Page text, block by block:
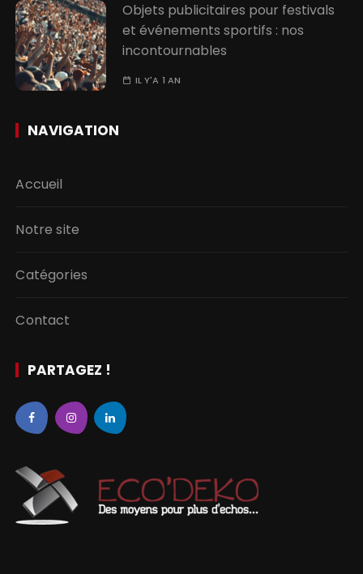
Objets publicitaires pour festivals
et événements sportifs : nos
incontournables
IL Y'A 1 AN
NAVIGATION
Accueil
Notre site
Catégories
Contact
PARTAGEZ !